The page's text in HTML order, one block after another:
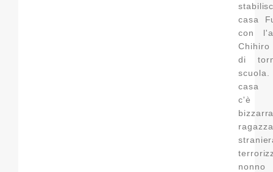
casa
con
di
casa
c'è
ragazza